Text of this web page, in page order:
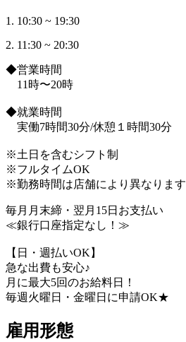
1. 10:30 ~ 19:30
2. 11:30 ~ 20:30
◆営業時間
11時〜20時
◆就業時間
実働7時間30分/休憩１時間30分
※土日を含むシフト制
※フルタイムOK
※勤務時間は店舗により異なります
毎月月末締・翌月15日お支払い
≪銀行口座指定なし！≫
【日・週払いOK】
急な出費も安心♪
月に最大5回のお給料日！
毎週火曜日・金曜日に申請OK★
雇用形態